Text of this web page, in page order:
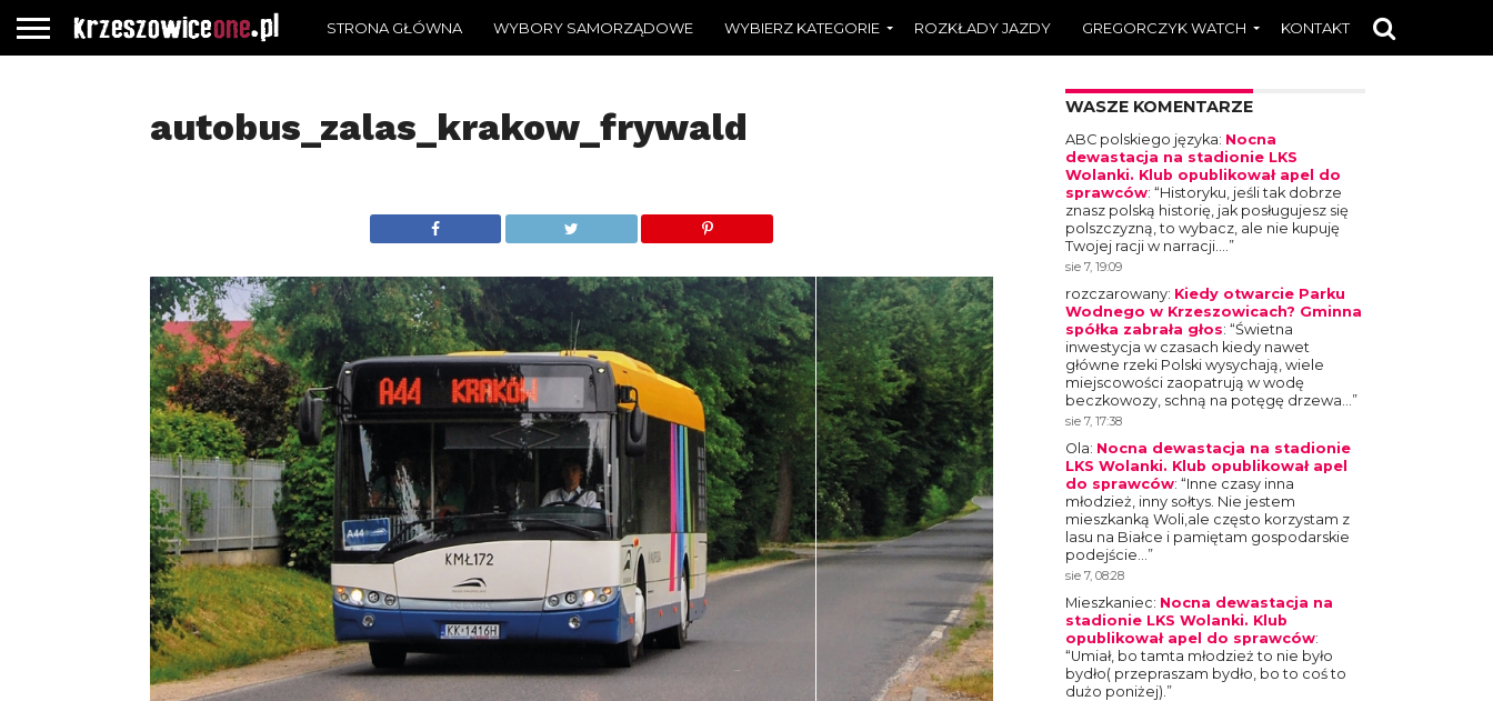
STRONA GŁÓWNA WYBORY SAMORZĄDOWE WYBIERZ KATEGORIE ROZKŁADY JAZDY GREGORCZYK WATCH KONTAKT
autobus_zalas_krakow_frywald WASZE KOMENTARZE
ABC polskiego języka: Nocna
dewastacja na stadionie LKS
Wolanki. Klub opublikował apel do
sprawców: “Historyku, jeśli tak dobrze
znasz polską historię, jak posługujesz się
polszczyzną, to wybacz, ale nie kupuję
Twojej racji w narracji.…”
sie 7, 19:09
rozczarowany: Kiedy otwarcie Parku
Wodnego w Krzeszowicach? Gminna
spółka zabrała głos: “Świetna
inwestycja w czasach kiedy nawet
główne rzeki Polski wysychają, wiele
miejscowości zaopatrują w wodę
beczkowozy, schną na potęgę drzewa…”
sie 7, 17:38
Ola: Nocna dewastacja na stadionie
LKS Wolanki. Klub opublikował apel
do sprawców: “Inne czasy inna
młodzież, inny sołtys. Nie jestem
mieszkanką Woli,ale często korzystam z
lasu na Białce i pamiętam gospodarskie
podejście…”
sie 7, 08:28
Mieszkaniec: Nocna dewastacja na
stadionie LKS Wolanki. Klub
opublikował apel do sprawców:
“Umiał, bo tamta młodzież to nie było
bydło( przepraszam bydło, bo to coś to
dużo poniżej).”